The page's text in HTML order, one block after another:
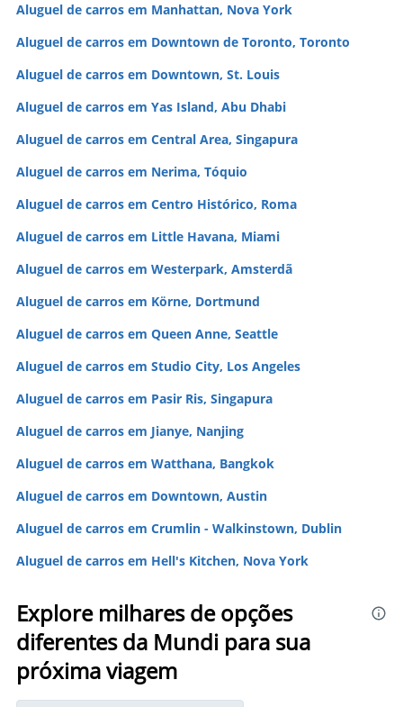
Aluguel de carros em Manhattan, Nova York
Aluguel de carros em Downtown de Toronto, Toronto
Aluguel de carros em Downtown, St. Louis
Aluguel de carros em Yas Island, Abu Dhabi
Aluguel de carros em Central Area, Singapura
Aluguel de carros em Nerima, Tóquio
Aluguel de carros em Centro Histórico, Roma
Aluguel de carros em Little Havana, Miami
Aluguel de carros em Westerpark, Amsterdã
Aluguel de carros em Körne, Dortmund
Aluguel de carros em Queen Anne, Seattle
Aluguel de carros em Studio City, Los Angeles
Aluguel de carros em Pasir Ris, Singapura
Aluguel de carros em Jianye, Nanjing
Aluguel de carros em Watthana, Bangkok
Aluguel de carros em Downtown, Austin
Aluguel de carros em Crumlin - Walkinstown, Dublin
Aluguel de carros em Hell's Kitchen, Nova York
Explore milhares de opções
diferentes da Mundi para sua
próxima viagem